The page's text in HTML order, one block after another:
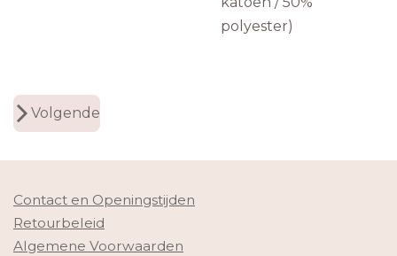
polyester)
Volgende
Contact en Openingstijden
Retourbeleid
Algemene Voorwaarden